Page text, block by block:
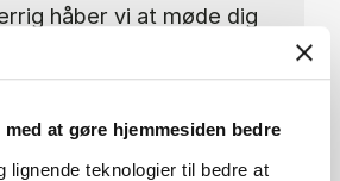
at gøre hjemmesiden bedre
lignende teknologier til bedre at
håber vi at møde dig
altid velkommen til at